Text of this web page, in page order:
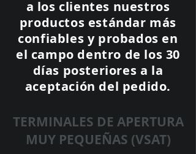
a los clientes nuestros
productos estándar más
confiables y probados en
el campo dentro de los 30
días posteriores a la
aceptación del pedido.
TERMINALES DE APERTURA
MUY PEQUEÑAS (VSAT)